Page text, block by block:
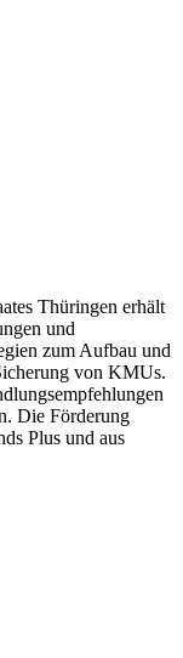
Thüringen erhält
und
zum Aufbau und
von KMUs.
Die Förderung
Plus und aus